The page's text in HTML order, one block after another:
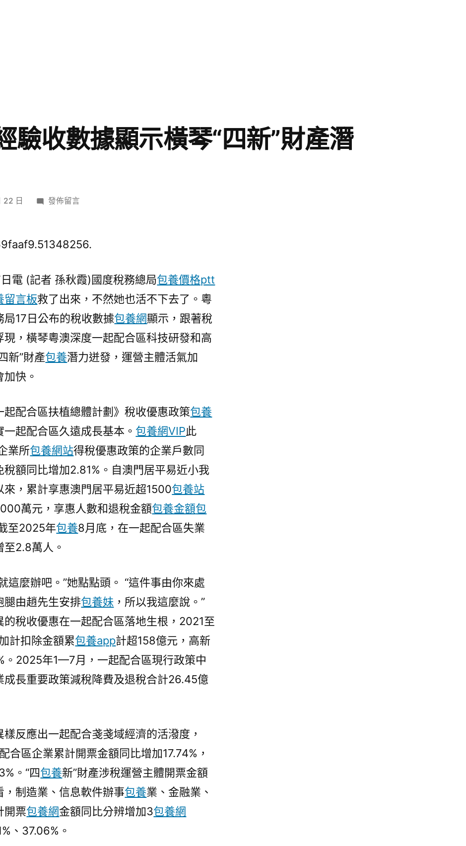
驗收數據顯示橫琴“四新”財產潛
22 日
在
包
驗
收
數
據
顯
示
新”
產
潛
力
迸
發〉
發佈留言
電 (記者 孫秋霞)國度稅務總局包養價格ptt
留言板救了出來，不然她也活不下去了。粵
17日公布的稅收數據包養網顯示，跟著稅
，橫琴粵澳深度一起配合區科技研發和高
新”財產包養潛力迸發，運營主體活氣加
快。
起配合區扶植總體計劃》稅收優惠政策包養
起配合區久遠成長基本。 包養網VIP此
業所包養網站得稅優惠政策的企業戶數同
稅額同比增加2.81%。自澳門居平易近小我
來，累計享惠澳門居平易近超1500包養站
萬元，享惠人數和退稅金額包養金額包
至2025年包養8月底，在一起配合區失業
2.8萬人。
這麼辦吧。”她點點頭。 “這件事由你來處
腿由趙先生安排包養妹 ，所以我這麼說。”
稅收優惠在一起配合區落地生根，2021至
計扣除金額累包養app計超158億元，高新
。2025年1—7月，一起配合區現行政策中
成長重要政策減稅降費及退稅合計26.45億
反應出一起配合戔戔域經濟的活潑度，
區企業累計開票金額同比增加17.74%，
。“四包養新”財產涉稅運營主體開票金額
，制造業、信息軟件辦事包養業、金融業、
開票包養網金額同比分辨增加3包養網
、37.06%。